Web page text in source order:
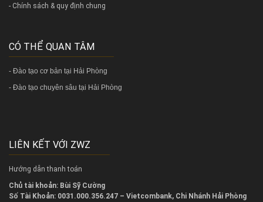
- Chính sách & quy định chung
CÓ THỂ QUAN TÂM
- Đào tạo cơ bản tại Hải Phòng
- Đào tạo chuyên sâu tại Hải Phòng
LIÊN KẾT VỚI ZWZ
Hướng dẫn thanh toán
Chủ tài khoản: Bùi Sỹ Cường
Số Tài Khoản: 0031.000.356.247 – Vietcombank, Chi Nhánh Hải Phòng